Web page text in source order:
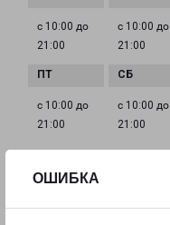
ОШИБКА
с 10:00 до
21:00
с 10:00 до
21:00
с 10:00 до
21:00
с 10:00 до
21:00